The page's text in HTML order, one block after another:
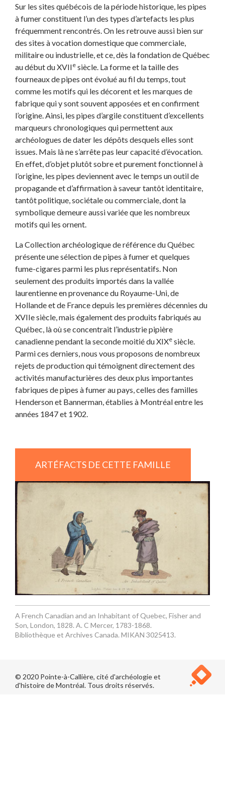
Sur les sites québécois de la période historique, les pipes
à fumer constituent l’un des types d’artefacts les plus
fréquemment rencontrés. On les retrouve aussi bien sur
des sites à vocation domestique que commerciale,
militaire ou industrielle, et ce, dès la fondation de Québec
au début du XVIIe siècle. La forme et la taille des
fourneaux de pipes ont évolué au fil du temps, tout
comme les motifs qui les décorent et les marques de
fabrique qui y sont souvent apposées et en confirment
l’origine. Ainsi, les pipes d’argile constituent d’excellents
marqueurs chronologiques qui permettent aux
archéologues de dater les dépôts desquels elles sont
issues. Mais là ne s’arrête pas leur capacité d’évocation.
En effet, d’objet plutôt sobre et purement fonctionnel à
l’origine, les pipes deviennent avec le temps un outil de
propagande et d’affirmation à saveur tantôt identitaire,
tantôt politique, sociétale ou commerciale, dont la
symbolique demeure aussi variée que les nombreux
motifs qui les ornent.
La Collection archéologique de référence du Québec
présente une sélection de pipes à fumer et quelques
fume-cigares parmi les plus représentatifs. Non
seulement des produits importés dans la vallée
laurentienne en provenance du Royaume-Uni, de
Hollande et de France depuis les premières décennies du
XVIIe siècle, mais également des produits fabriqués au
Québec, là où se concentrait l’industrie pipière
canadienne pendant la seconde moitié du XIXe siècle.
Parmi ces derniers, nous vous proposons de nombreux
rejets de production qui témoignent directement des
activités manufacturières des deux plus importantes
fabriques de pipes à fumer au pays, celles des familles
Henderson et Bannerman, établies à Montréal entre les
années 1847 et 1902.
ARTÉFACTS DE CETTE FAMILLE
A French Canadian and an Inhabitant of Quebec, Fisher and
Son, London, 1828. A. C Mercer, 1783-1868.
Bibliothèque et Archives Canada. MIKAN 3025413.
© 2020 Pointe-à-Callière, cité d'archéologie et
d'histoire de Montréal. Tous droits réservés.